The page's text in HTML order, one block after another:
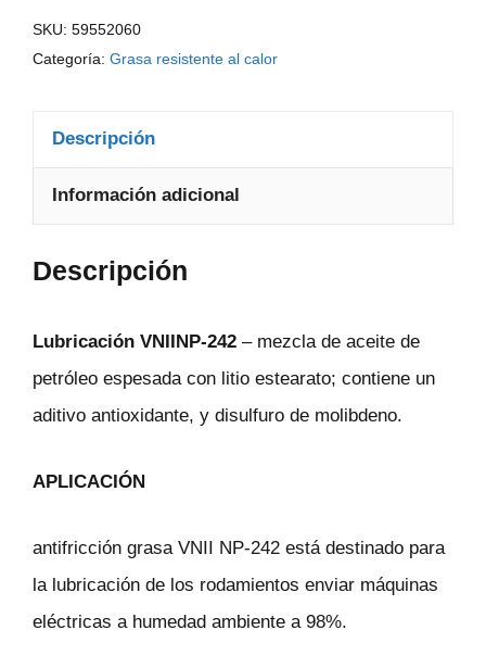
SKU: 59552060
Categoría: Grasa resistente al calor
Descripción
Información adicional
Descripción
Lubricación VNIINP-242 – mezcla de aceite de
petróleo espesada con litio estearato; contiene un
aditivo antioxidante, y disulfuro de molibdeno.
APLICACIÓN
antifricción grasa VNII NP-242 está destinado para
la lubricación de los rodamientos enviar máquinas
eléctricas a humedad ambiente a 98%.